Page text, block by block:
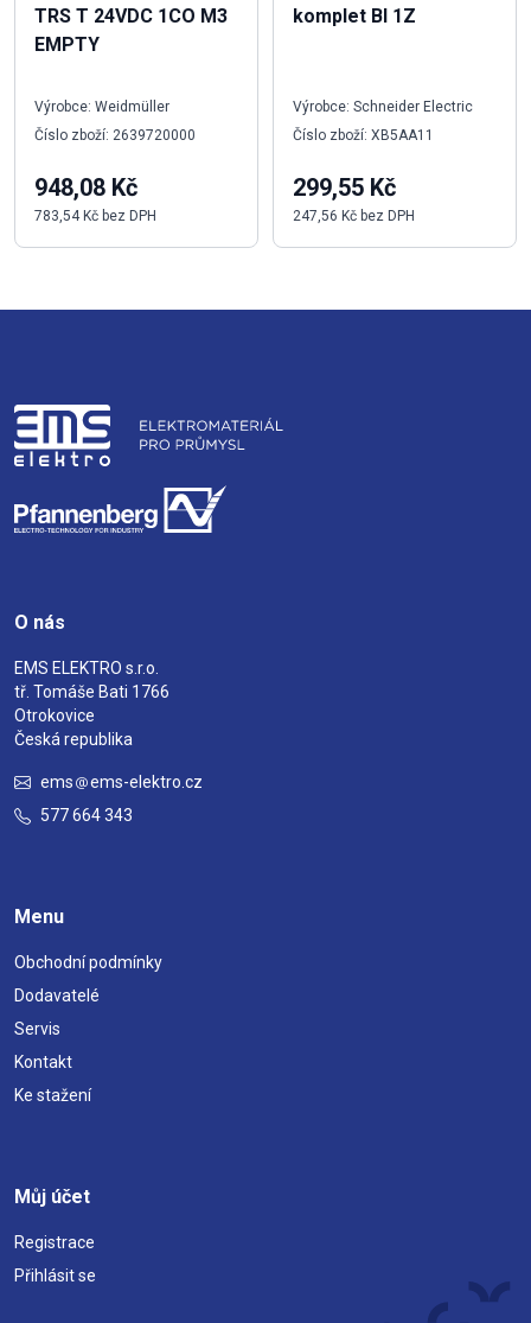
TRS T 24VDC 1CO M3
EMPTY
Výrobce: Weidmüller
Číslo zboží: 2639720000
948,08 Kč
783,54 Kč bez DPH
komplet BI 1Z
Výrobce: Schneider Electric
Číslo zboží: XB5AA11
299,55 Kč
247,56 Kč bez DPH
O nás
EMS ELEKTRO s.r.o.
tř. Tomáše Bati 1766
Otrokovice
Česká republika
ems
ems-elektro.cz
577 664 343
Menu
Obchodní podmínky
Dodavatelé
Servis
Kontakt
Ke stažení
Můj účet
Registrace
Přihlásit se